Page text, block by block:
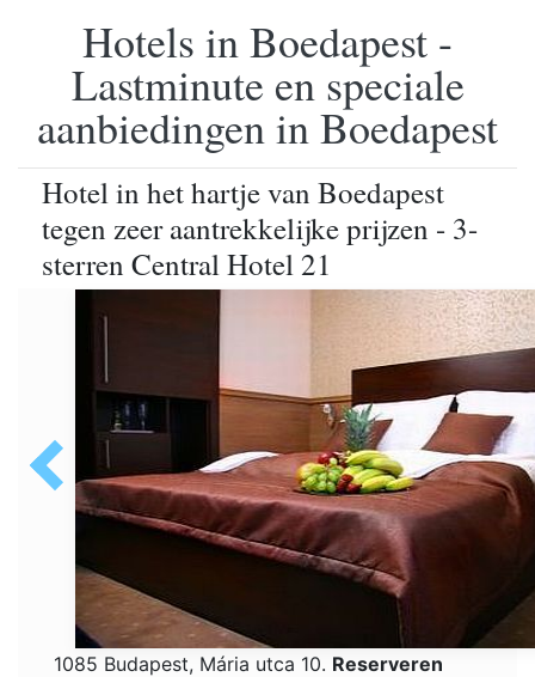
Hotels in Boedapest -
Lastminute en speciale
aanbiedingen in Boedapest
Hotel in het hartje van Boedapest
tegen zeer aantrekkelijke prijzen - 3-
sterren Central Hotel 21
1085 Budapest, Mária utca 10. Reserveren